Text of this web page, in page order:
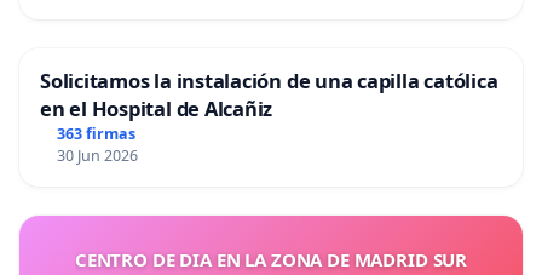
Solicitamos la instalación de una capilla católica
en el Hospital de Alcañiz
363 firmas
30 Jun 2026
CENTRO DE DIA EN LA ZONA DE MADRID SUR